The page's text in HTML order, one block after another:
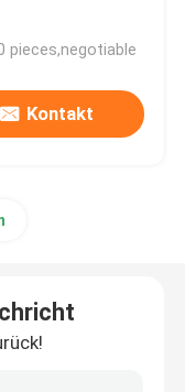
CNC
geringen Lautstärke
pieces,negotiable
Kontakt